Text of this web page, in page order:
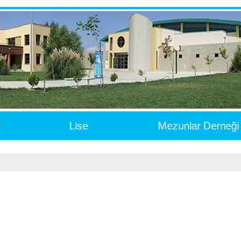
Lise Mezunlar Derneği